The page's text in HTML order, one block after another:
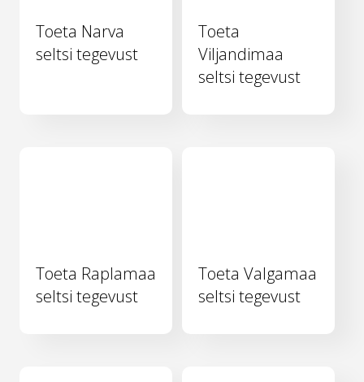
Toeta Narva
seltsi tegevust
Toeta
Viljandimaa
seltsi tegevust
Toeta Raplamaa
seltsi tegevust
Toeta Valgamaa
seltsi tegevust